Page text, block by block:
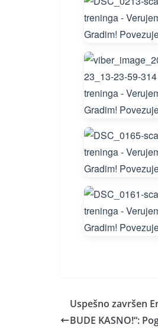
Uspešno završen
BUDE KASNO!“: